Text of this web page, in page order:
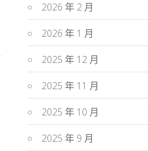
2026 年 2 月
2026 年 1 月
2025 年 12 月
2025 年 11 月
2025 年 10 月
2025 年 9 月